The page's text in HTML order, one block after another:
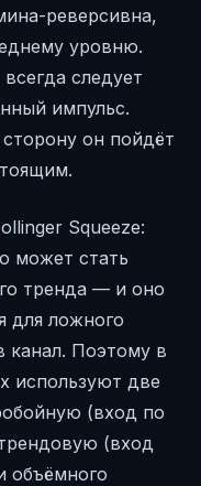
реверсивна,
уровню.
следует
импульс.
он пойдёт
Squeeze:
может стать
тренда — и оно
для ложного
канал. Поэтому в
используют две
(вход по
(вход
объёмного